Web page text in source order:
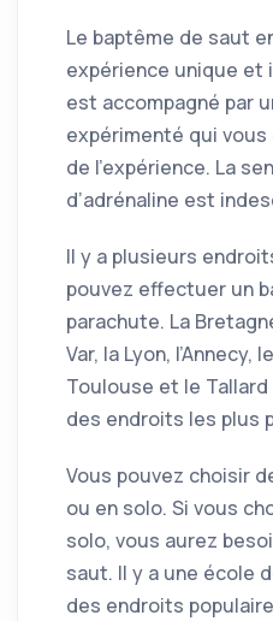
Le baptême de saut
expérience unique et
est accompagné par
expérimenté qui
de l’expérience. La
d’adrénaline est
Il y a plusieurs
pouvez effectuer un
parachute. La
Var, la Lyon, l’Annecy,
Toulouse et le
des endroits les plus
Vous pouvez choisir
ou en solo. Si vous
solo, vous aurez
saut. Il y a une école
des endroits